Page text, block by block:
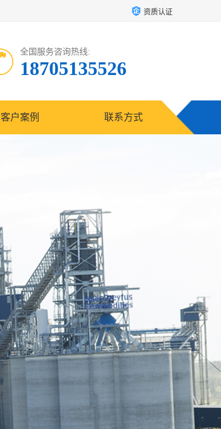
资质认证
全国服务咨询热线:
18705135526
客户案例 联系方式